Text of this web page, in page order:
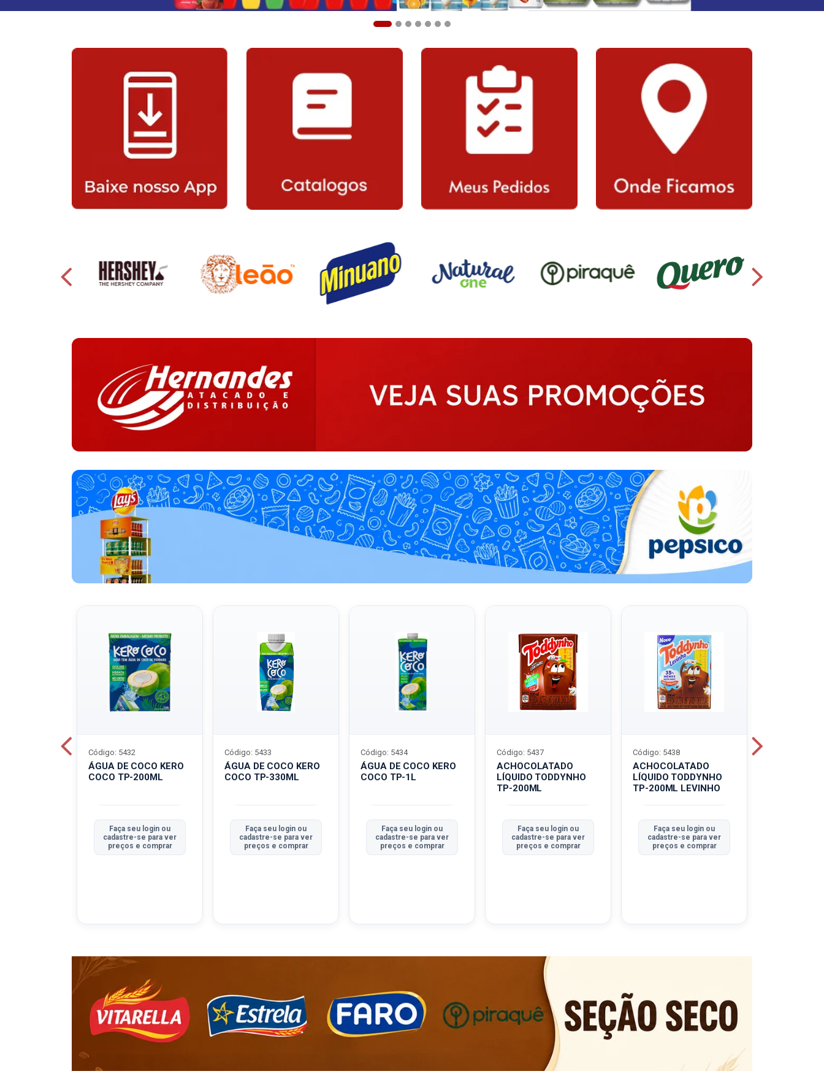
ÁGUA DE COCO KERO
COCO TP-200ML
Código: 5432
Faça seu login ou
cadastre-se para ver
preços e comprar
ÁGUA DE COCO KERO
COCO TP-330ML
Código: 5433
Faça seu login ou
cadastre-se para ver
preços e comprar
ÁGUA DE COCO KERO
COCO TP-1L
Código: 5434
Faça seu login ou
cadastre-se para ver
preços e comprar
ACHOCOLATADO
LÍQUIDO TODDYNHO
TP-200ML
Código: 5437
Faça seu login ou
cadastre-se para ver
preços e comprar
ACHOCOLATADO
LÍQUIDO TODDYNHO
TP-200ML LEVINHO
Código: 5438
Faça seu login ou
cadastre-se para ver
preços e comprar